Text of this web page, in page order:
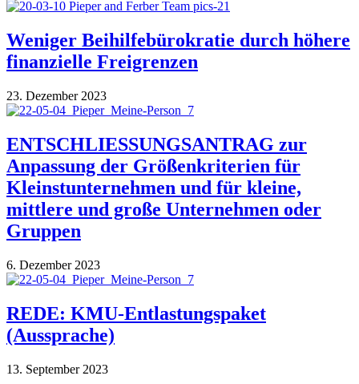
Weniger Beihilfebürokratie durch höhere
finanzielle Freigrenzen
23. Dezember 2023
ENTSCHLIESSUNGSANTRAG zur
Anpassung der Größenkriterien für
Kleinstunternehmen und für kleine,
mittlere und große Unternehmen oder
Gruppen
6. Dezember 2023
REDE: KMU-Entlastungspaket
(Aussprache)
13. September 2023